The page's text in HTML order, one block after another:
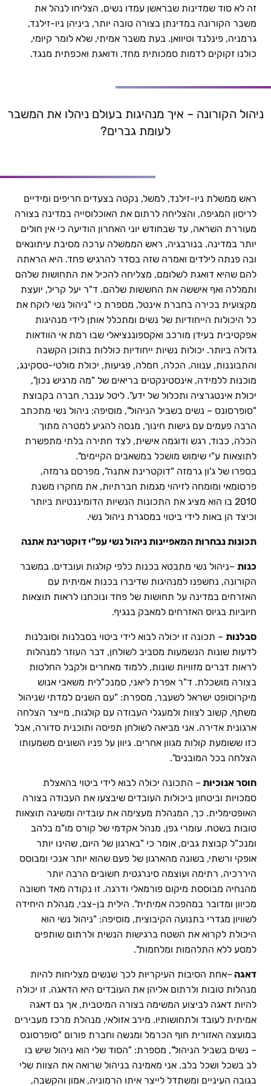
ניהול נשי בארגונים | כותבי להב פיתוח מנהלים
זה לא סוד שמדינות שבראשן עמדו נשים, הצליחו לנהל את
משבר הקורונה במדינתן בצורה טובה יותר, ביניהן ניו-זילנד,
גרמניה, פינלנד וטיוואן. בעת משבר אמיתי, שלא לומר קיומי,
כולנו זקוקים לדמות סמכותית מחד, ודואגת ואכפתית מנגד.
ניהול הקורונה – איך מנהיגות בעולם ניהלו את המשבר
לעומת גברים?
ראש ממשלת ניו-זילנד, למשל, נקטה בצעדים חריפים ומידיים
לריסון המגיפה, והצליחה לרתום את האוכלוסייה במדינה בצורה
מעוררת השראה, עד שבחודש יוני האחרון הודיעה כי אין חולים
יותר במדינה. בנורבגיה, ראש הממשלה ערכה מסיבת עיתונאים
ובה פנתה לילדים ואמרה שזה בסדר להרגיש פחד. היא הראתה
להם שהיא דואגת לשלומם, מצליחה להכיל את התחושות שלהם
ותמללה ואף איששה את החששות שלהם. ד"ר יעל קריל, יועצת
מקצועית בכירה בחברת אינטל, מספרת כי "ניהול נשי לוקח את
כל היכולות הייחודיות של נשים ומתכלל אותן לידי מנהיגות
אפקטיבית בעידן מורכב ואקספוננציאלי שבו רמת אי הוודאות
גדולה ביותר. יכולות נשיות ייחודיות כוללות בתוכן הקשבה
והתבוננות, ענווה, הכלה, חמלה, פגיעות, יכולת מולטי-טסקינג,
מוכנות ללמידה, אינסטינקטים בריאים של "מה מרגיש נכון",
יכולת אינטגרציה ותכלול של ידע". ליטל ענבר, חברה בקבוצת
"סופרסונס – נשים בשביל הניהול", מוסיפה: ניהול נשי מתכתב
הרבה פעמים עם גישות חינוך, מנסה להגיע למטרה מתוך
הכלה, כבוד, רגש ודוגמה אישית, לצד חתירה בלתי מתפשרת
לתוצאות ע"י שימוש מושכל במשאבים הקיימים".
בספרו של ג'ון גרמזה "דוקטרינת אתנה", מפרסם גרמזה,
פרסומאי ומומחה לזיהוי מגמות חברתיות, את מחקרו משנת
2010 בו הוא מציג את התכונות הנשיות הדומיננטיות ביותר
וכיצד הן באות לידי ביטוי במסגרת ניהול נשי.
תכונות נבחרות המאפיינות ניהול נשי עפ"י דוקטרינת אתנה
כנות –ניהול נשי מתבטא בכנות כלפי קולגות ועובדים. במשבר
הקורונה, נחשפנו למנהיגות שדיברו בכנות אמיתית עם
האזרחים במדינה על תחושות של פחד ונוכחנו לראות תוצאות
חיוביות בגיוס האזרחים למאבק בנגיף.
סבלנות – תכונה זו יכולה לבוא לידי ביטוי בסבלנות וסובלנות
לדעות שונות הנשמעות מסביב לשולחן, דבר העוזר למנהלות
לראות דברים מזוויות שונות, ללמוד מאחרים ולקבל החלטות
בצורה מושכלת. ד"ר אפרת ליאני, סמנכ"לית משאבי אנוש
מיקרוסופט ישראל לשעבר, מספרת: "עם השנים למדתי שניהול
משתף, קשוב לצוות ולמעגלי העבודה עם קולגות, מייצר הצלחה
ארגונית אדירה. אני מביאה לשולחן תפיסה ותוכנית סדורה, אבל
כזו ששומעת קולות מגוון אחרים. גיוון על פניו השונים משמעותו
הצלחה בכל המובנים".
חוסר אנוכיות – התכונה יכולה לבוא לידי ביטוי בהאצלת
סמכויות וביטחון ביכולות העובדים שיבצעו את העבודה בצורה
האופטימלית. כך, המנהלת מעצימה את עובדיה ומשיגה תוצאות
טובות בשטח. עומרי גפן, מנהל אקדמי של קורס מו"מ בלהב
ומנכ"ל קבוצת גבים, אומר כי "בארגון של היום, שהינו יותר
אופקי ורשתי, בשונה מהארגון של פעם שהוא יותר אנכי ומבוסס
היררכיה, רתימה ועוצמה סינרגטית חשובים הרבה יותר
מהנחיה מבוססת מיקום פורמאלי ודרגה. זו נקודה מאד חשובה
מכיוון ומדובר במהפכה אמיתית". הילית בן-צבי, מנהלת היחידה
לשוויון מגדרי בתנועה הקיבוצית, מוסיפה: "ניהול נשי הוא
היכולת לקרוא את השטח ברגישות הנשית ולרתום שותפים
למסע ללא התלהמות ומלחמות".
דאגה –אחת הסיבות העיקריות לכך שנשים מצליחות להיות
מנהלות טובות ולרתום אליהן את העובדים היא הדאגה. זו יכולה
להיות דאגה לביצוע המשימה בצורה המיטבית, אך גם דאגה
אמיתית לעובד ולתחושותיו. מירב אזולאי, מנהלת מרכז מעבירים
במועצה האזורית חוף הכרמל ומנשה וחברת פורום "סופרסונס
– נשים בשביל הניהול", מספרת: "הסוד שלי הוא ניהול שיש בו
לב בשכל ושכל בלב. אני מאמינה בניהול שרואה את הצוות שלי
בגובה העיניים ומשתדל לייצר איתו הרמוניה, אמון והקשבה,